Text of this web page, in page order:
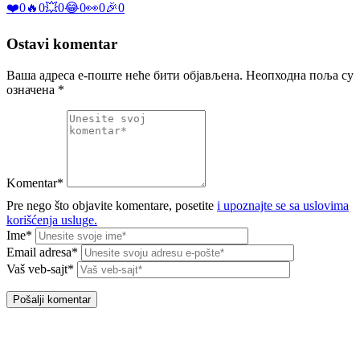
❤️0🔥0💥0😂0👀0🎉0
Ostavi komentar
Ваша адреса е-поште неће бити објављена. Неопходна поља су
означена *
Komentar*
Pre nego što objavite komentare, posetite i upoznajte se sa uslovima
korišćenja usluge.
Ime*
Email adresa*
Vaš veb-sajt*